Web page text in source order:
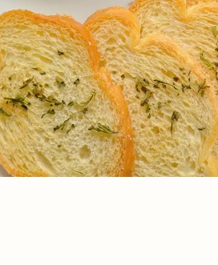
湯呑み
そば猪口
盃／ぐい呑み
焼酎グラス
四角型
楕円型
変形型
飯碗
ボウル
麺鉢／丼鉢
蓋物
皿型
鉢型
急須
ティーポット
醤油差し